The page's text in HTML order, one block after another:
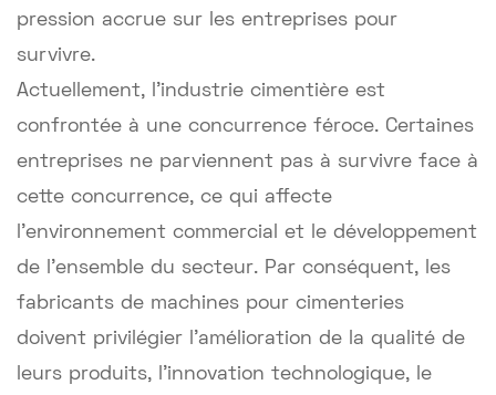
pression accrue sur les entreprises pour
survivre.
Actuellement, l'industrie cimentière est
confrontée à une concurrence féroce. Certaines
entreprises ne parviennent pas à survivre face à
cette concurrence, ce qui affecte
l'environnement commercial et le développement
de l'ensemble du secteur. Par conséquent, les
fabricants de machines pour cimenteries
doivent privilégier l'amélioration de la qualité de
leurs produits, l'innovation technologique, le